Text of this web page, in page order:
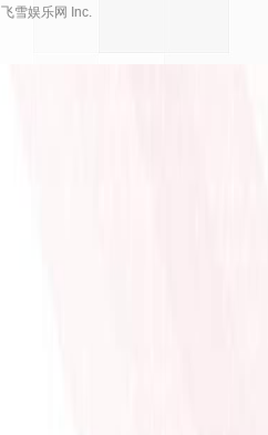
飞雪娱乐网 Inc.